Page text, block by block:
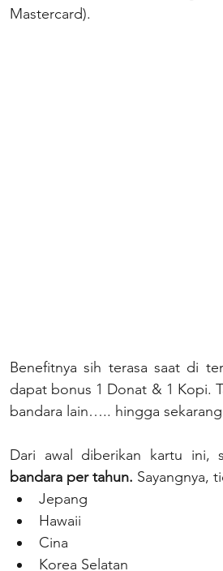
Mastercard).
Benefitnya sih terasa saat di
dapat bonus 1 Donat & 1 Kopi.
bandara lain….. hingga
Dari awal diberikan kartu ini,
bandara per tahun. Sayangnya,
Jepang
Hawaii
Cina
Korea Selatan